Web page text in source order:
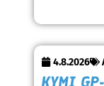
4.8.2026
KYMI